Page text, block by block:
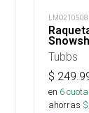
Tubbs
$
en 6
ahorras $